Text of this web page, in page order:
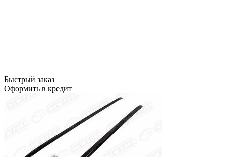
Быстрый заказ
Оформить в кредит